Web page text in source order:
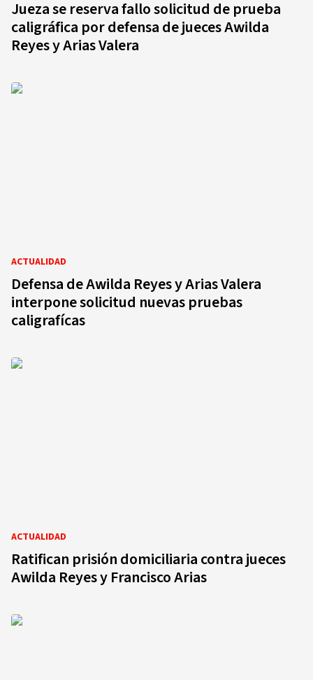
Jueza se reserva fallo solicitud de prueba
caligráfica por defensa de jueces Awilda
Reyes y Arias Valera
ACTUALIDAD
Defensa de Awilda Reyes y Arias Valera
interpone solicitud nuevas pruebas
caligrafícas
ACTUALIDAD
Ratifican prisión domiciliaria contra jueces
Awilda Reyes y Francisco Arias